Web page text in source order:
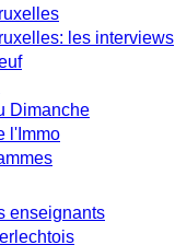
les interviews
Dimanche
l'Immo
enseignants